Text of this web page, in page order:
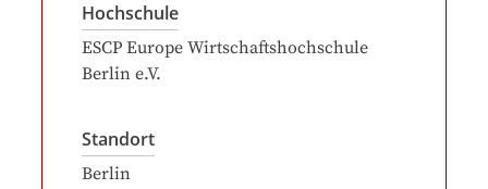
Hochschule
ESCP Europe Wirtschaftshochschule
Berlin e.V.
Standort
Berlin